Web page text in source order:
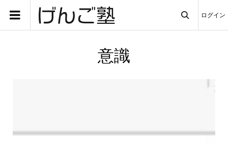
ログイン
意識